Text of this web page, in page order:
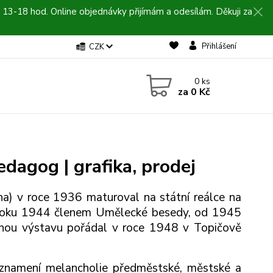
18 hod. Online objednávky přijímám a odesílám. Děkuji za
CZK Přihlášení
0ks
za 0 Kč
| grafika, prodej
v roce 1936 maturoval na státní reálce na
1944 členem Umělecké besedy, od 1945
výstavu pořádal v roce 1948 v Topičově
melancholie předměstské, městské a